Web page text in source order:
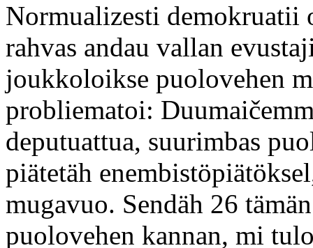
Normualizesti demokruatii
rahvas andau vallan
joukkoloikse puolovehen
probliematoi:
deputuattua, suurimbas
piätetäh
mugavuo. Sendäh 26
puolovehen kannan, mi